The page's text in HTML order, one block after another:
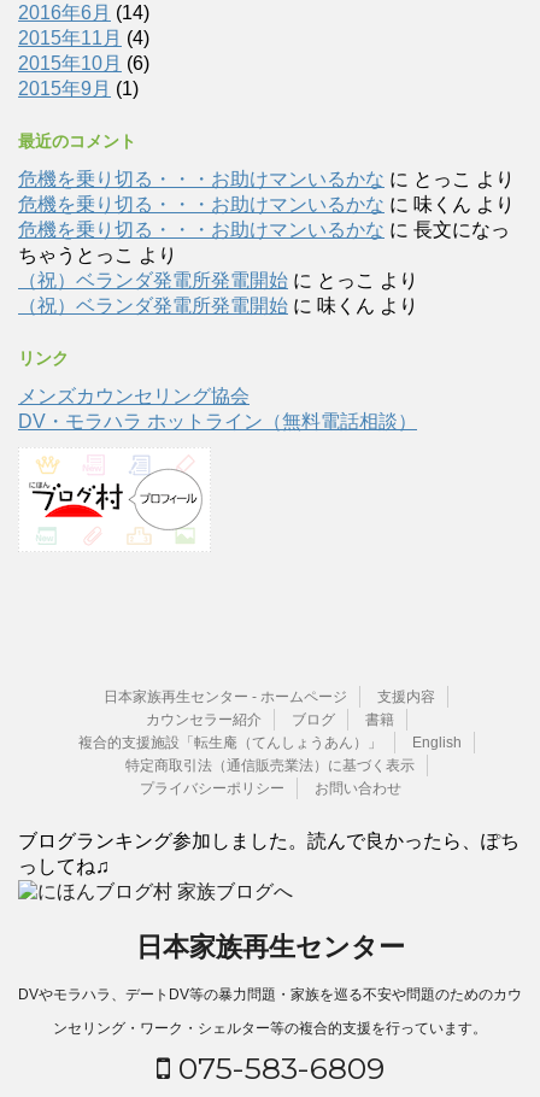
2016年6月 (14)
2015年11月 (4)
2015年10月 (6)
2015年9月 (1)
最近のコメント
危機を乗り切る・・・お助けマンいるかな に とっこ より
危機を乗り切る・・・お助けマンいるかな に 味くん より
危機を乗り切る・・・お助けマンいるかな に 長文になっ
ちゃうとっこ より
（祝）ベランダ発電所発電開始 に とっこ より
（祝）ベランダ発電所発電開始 に 味くん より
リンク
メンズカウンセリング協会
DV・モラハラ ホットライン（無料電話相談）
日本家族再生センター - ホームページ
支援内容
カウンセラー紹介
ブログ
書籍
複合的支援施設「転生庵（てんしょうあん）」
English
特定商取引法（通信販売業法）に基づく表示
プライバシーポリシー
お問い合わせ
ブログランキング参加しました。読んで良かったら、ぽち
っしてね♫
日本家族再生センター
DVやモラハラ、デートDV等の暴力問題・家族を巡る不安や問題のためのカウ
ンセリング・ワーク・シェルター等の複合的支援を行っています。
075-583-6809